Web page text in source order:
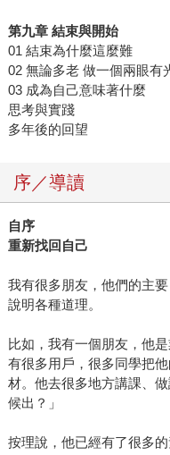
第九章 結束與開始
01 結束為什麼這麼難
02 無論多老 做一個兩眼有
03 成為自己意味著什麼
思考與實踐
多年後的回望
序／導讀
自序
重新找回自己
我有很多朋友，他們的主
說明各種道理。
比如，我有一個朋友，他
有很多用戶，很多同學把
材。他去很多地方講課、
候出？」
按理說，他已經有了很多